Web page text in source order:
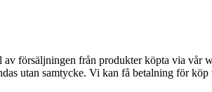
försäljningen från produkter köpta via vår
utan samtycke. Vi kan få betalning för